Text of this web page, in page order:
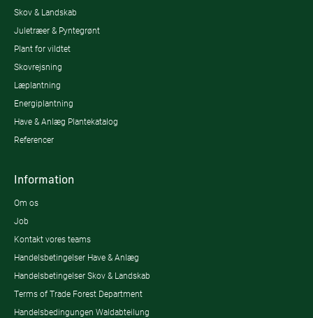
Skov & Landskab
Juletræer & Pyntegrønt
Plant for vildtet
Skovrejsning
Læplantning
Energiplantning
Have & Anlæg Plantekatalog
Referencer
Information
Om os
Job
Kontakt vores teams
Handelsbetingelser Have & Anlæg
Handelsbetingelser Skov & Landskab
Terms of Trade Forest Department
Handelsbedingungen Waldabteilung